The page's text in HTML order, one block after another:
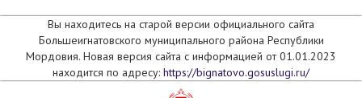
Вы находитесь на старой версии официального сайта
Большеигнатовского муниципального района Республики
Мордовия. Новая версия сайта с информацией от 01.01.2023
находится по адресу: https://bignatovo.gosuslugi.ru/